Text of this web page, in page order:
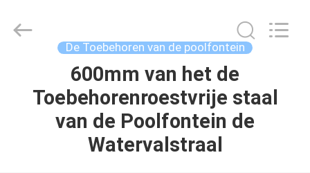
PRODUCTEN
water
co,.ltd.
De Toebehoren van de poolfontein
600mm van het de
Toebehorenroestvrije staal
van de Poolfontein de
Watervalstraal